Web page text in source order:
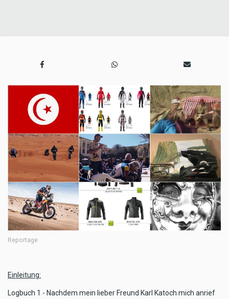
Reportage
Einleitung:
Logbuch 1 - Nachdem mein lieber Freund Karl Katoch mich anrief